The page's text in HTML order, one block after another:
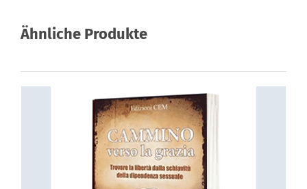
Ähnliche Produkte